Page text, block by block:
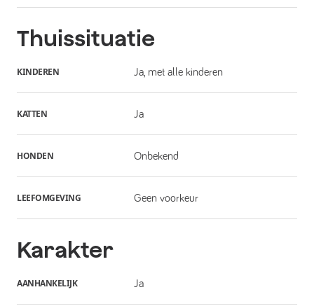
Thuissituatie
KINDEREN Ja, met alle kinderen
KATTEN Ja
HONDEN Onbekend
LEEFOMGEVING Geen voorkeur
Karakter
AANHANKELIJK Ja